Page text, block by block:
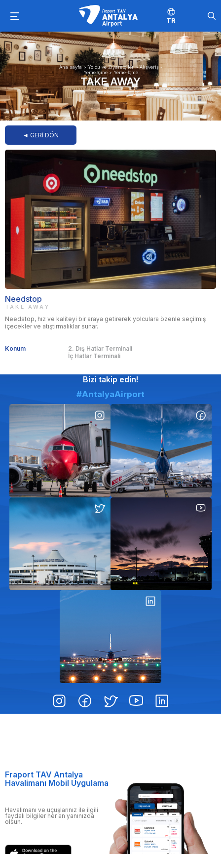
TR
Ana sayfa>Yolcu ve Ziyaretçiler>Alışveriş -
Yeme İçme>Yeme-İçme
TAKE AWAY
◄ GERİ DÖN
Needstop
TAKE AWAY
Needstop, hız ve kaliteyi bir araya getirerek yolculara özenle seçilmiş
içecekler ve atıştırmalıklar sunar.
Konum
2. Dış Hatlar Terminali
İç Hatlar Terminali
Bizi takip edin!
#AntalyaAirport
Fraport TAV Antalya
Havalimanı Mobil Uygulama
Havalimanı ve uçuşlarınız ile ilgili
faydalı bilgiler her an yanınızda
olsun.